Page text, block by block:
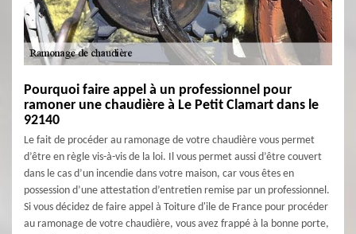
Pourquoi faire appel à un professionnel pour
ramoner une chaudière à Le Petit Clamart dans le
92140
Le fait de procéder au ramonage de votre chaudière vous permet
d’être en règle vis-à-vis de la loi. Il vous permet aussi d’être couvert
dans le cas d’un incendie dans votre maison, car vous êtes en
possession d’une attestation d’entretien remise par un professionnel.
Si vous décidez de faire appel à Toiture d'ile de France pour procéder
au ramonage de votre chaudière, vous avez frappé à la bonne porte,